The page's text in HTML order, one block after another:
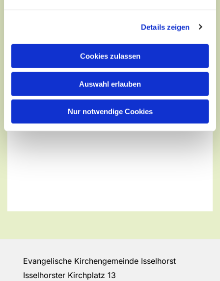
Details zeigen
Cookies zulassen
Auswahl erlauben
Nur notwendige Cookies
Evangelische Kirchengemeinde Isselhorst
Isselhorster Kirchplatz 13